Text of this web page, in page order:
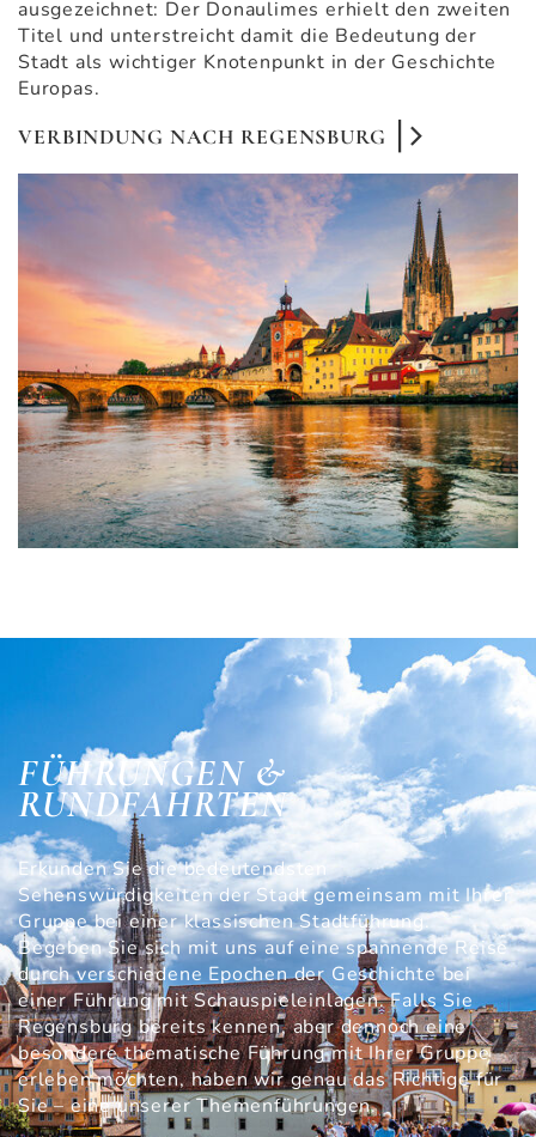
ausgezeichnet: Der Donaulimes erhielt den zweiten
Titel und unterstreicht damit die Bedeutung der
Stadt als wichtiger Knotenpunkt in der Geschichte
Europas.
VERBINDUNG NACH REGENSBURG
FÜHRUNGEN &
RUNDFAHRTEN
Erkunden Sie die bedeutendsten
Sehenswürdigkeiten der Stadt gemeinsam mit Ihrer
Gruppe bei einer klassischen Stadtführung.
Begeben Sie sich mit uns auf eine spannende Reise
durch verschiedene Epochen der Geschichte bei
einer Führung mit Schauspieleinlagen. Falls Sie
Regensburg bereits kennen, aber dennoch eine
besondere thematische Führung mit Ihrer Gruppe
erleben möchten, haben wir genau das Richtige für
Sie – eine unserer Themenführungen.